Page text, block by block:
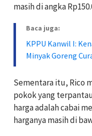
masih di angka
Baca juga:
KPPU Kanwil I:
Minyak Goreng
Sementara itu, Rico
pokok yang
harga adalah cabai
harganya masih di